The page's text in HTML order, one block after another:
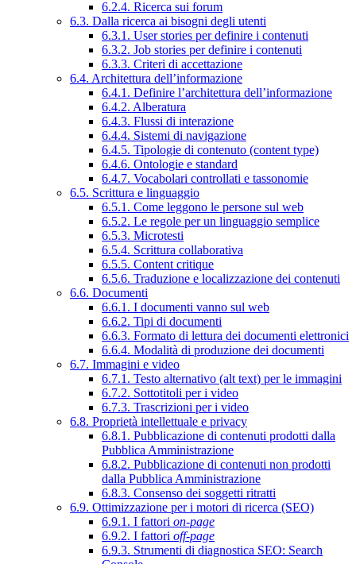
6.2.4. Ricerca sui forum
6.3. Dalla ricerca ai bisogni degli utenti
6.3.1. User stories per definire i contenuti
6.3.2. Job stories per definire i contenuti
6.3.3. Criteri di accettazione
6.4. Architettura dell’informazione
6.4.1. Definire l’architettura dell’informazione
6.4.2. Alberatura
6.4.3. Flussi di interazione
6.4.4. Sistemi di navigazione
6.4.5. Tipologie di contenuto (content type)
6.4.6. Ontologie e standard
6.4.7. Vocabolari controllati e tassonomie
6.5. Scrittura e linguaggio
6.5.1. Come leggono le persone sul web
6.5.2. Le regole per un linguaggio semplice
6.5.3. Microtesti
6.5.4. Scrittura collaborativa
6.5.5. Content critique
6.5.6. Traduzione e localizzazione dei contenuti
6.6. Documenti
6.6.1. I documenti vanno sul web
6.6.2. Tipi di documenti
6.6.3. Formato di lettura dei documenti elettronici
6.6.4. Modalità di produzione dei documenti
6.7. Immagini e video
6.7.1. Testo alternativo (alt text) per le immagini
6.7.2. Sottotitoli per i video
6.7.3. Trascrizioni per i video
6.8. Proprietà intellettuale e privacy
6.8.1. Pubblicazione di contenuti prodotti dalla
Pubblica Amministrazione
6.8.2. Pubblicazione di contenuti non prodotti
dalla Pubblica Amministrazione
6.8.3. Consenso dei soggetti ritratti
6.9. Ottimizzazione per i motori di ricerca (SEO)
6.9.1. I fattori on-page
6.9.2. I fattori off-page
6.9.3. Strumenti di diagnostica SEO: Search